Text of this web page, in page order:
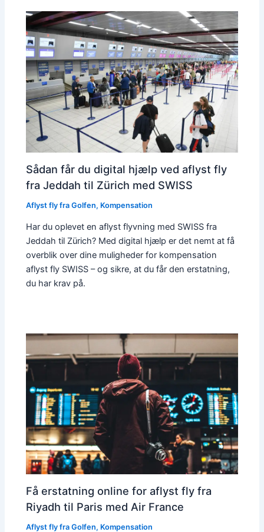
Sådan får du digital hjælp ved aflyst fly
fra Jeddah til Zürich med SWISS
Aflyst fly fra Golfen, Kompensation
Har du oplevet en aflyst flyvning med SWISS fra
Jeddah til Zürich? Med digital hjælp er det nemt at få
overblik over dine muligheder for kompensation
aflyst fly SWISS – og sikre, at du får den erstatning,
du har krav på.
Få erstatning online for aflyst fly fra
Riyadh til Paris med Air France
Aflyst fly fra Golfen, Kompensation